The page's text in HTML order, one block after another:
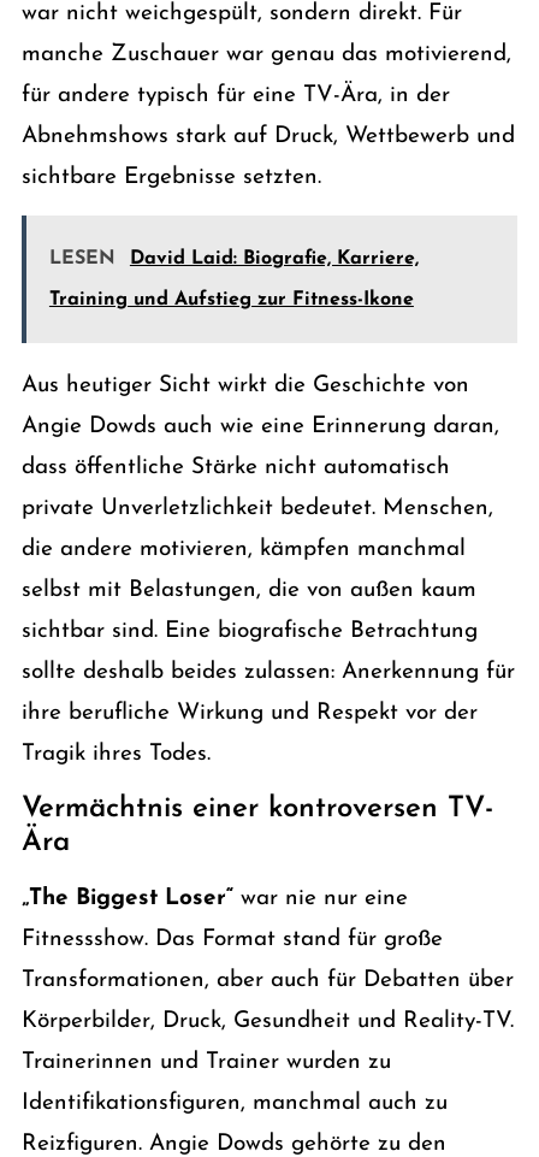
war nicht weichgespült, sondern direkt. Für
manche Zuschauer war genau das motivierend,
für andere typisch für eine TV-Ära, in der
Abnehmshows stark auf Druck, Wettbewerb und
sichtbare Ergebnisse setzten.
LESEN David Laid: Biografie, Karriere,
Training und Aufstieg zur Fitness-Ikone
Aus heutiger Sicht wirkt die Geschichte von
Angie Dowds auch wie eine Erinnerung daran,
dass öffentliche Stärke nicht automatisch
private Unverletzlichkeit bedeutet. Menschen,
die andere motivieren, kämpfen manchmal
selbst mit Belastungen, die von außen kaum
sichtbar sind. Eine biografische Betrachtung
sollte deshalb beides zulassen: Anerkennung für
ihre berufliche Wirkung und Respekt vor der
Tragik ihres Todes.
Vermächtnis einer kontroversen TV-
Ära
„The Biggest Loser“ war nie nur eine
Fitnessshow. Das Format stand für große
Transformationen, aber auch für Debatten über
Körperbilder, Druck, Gesundheit und Reality-TV.
Trainerinnen und Trainer wurden zu
Identifikationsfiguren, manchmal auch zu
Reizfiguren. Angie Dowds gehörte zu den